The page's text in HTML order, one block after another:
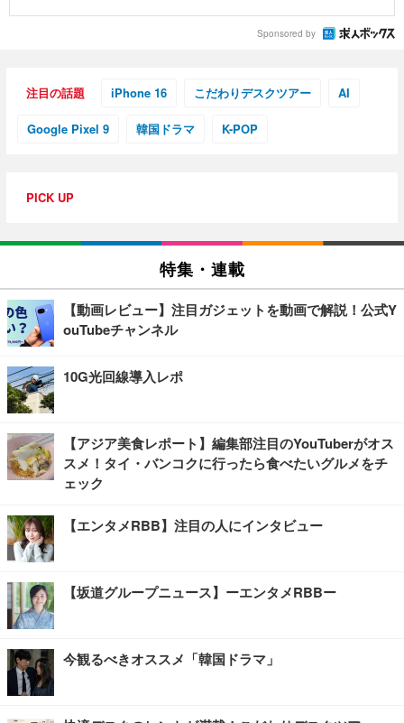
Sponsored by
注目の話題 iPhone 16 こだわりデスクツアー AI
Google Pixel 9 韓国ドラマ K-POP
PICK UP
特集・連載
【動画レビュー】注目ガジェットを動画で解説！公式Y
ouTubeチャンネル
10G光回線導入レポ
【アジア美食レポート】編集部注目のYouTuberがオス
スメ！タイ・バンコクに行ったら食べたいグルメをチ
ェック
【エンタメRBB】注目の人にインタビュー
【坂道グループニュース】ーエンタメRBBー
今観るべきオススメ「韓国ドラマ」